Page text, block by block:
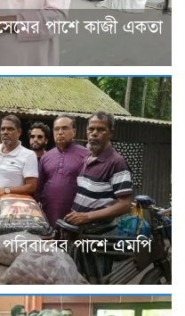
পাশে কাজী একতা
পাশে এমপি